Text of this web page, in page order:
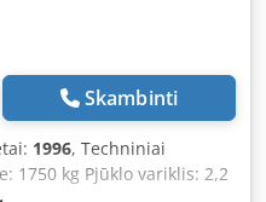
Skambinti
1996, Techniniai
1750 kg Pjūklo variklis: 2,2